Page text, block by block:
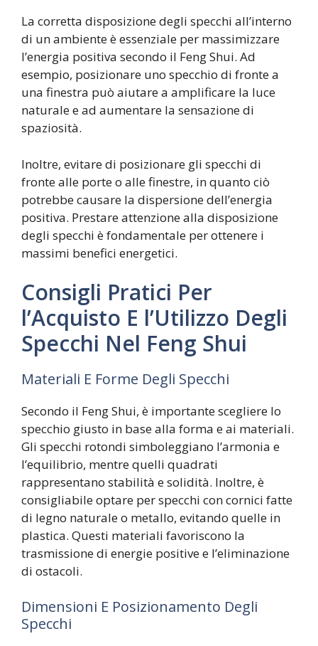
La corretta disposizione degli specchi all’interno
di un ambiente è essenziale per massimizzare
l’energia positiva secondo il Feng Shui. Ad
esempio, posizionare uno specchio di fronte a
una finestra può aiutare a amplificare la luce
naturale e ad aumentare la sensazione di
spaziosità.
Inoltre, evitare di posizionare gli specchi di
fronte alle porte o alle finestre, in quanto ciò
potrebbe causare la dispersione dell’energia
positiva. Prestare attenzione alla disposizione
degli specchi è fondamentale per ottenere i
massimi benefici energetici.
Consigli Pratici Per
l’Acquisto E l’Utilizzo Degli
Specchi Nel Feng Shui
Materiali E Forme Degli Specchi
Secondo il Feng Shui, è importante scegliere lo
specchio giusto in base alla forma e ai materiali.
Gli specchi rotondi simboleggiano l’armonia e
l’equilibrio, mentre quelli quadrati
rappresentano stabilità e solidità. Inoltre, è
consigliabile optare per specchi con cornici fatte
di legno naturale o metallo, evitando quelle in
plastica. Questi materiali favoriscono la
trasmissione di energie positive e l’eliminazione
di ostacoli.
Dimensioni E Posizionamento Degli
Specchi